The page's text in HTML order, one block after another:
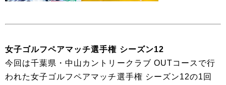
女子ゴルフペアマッチ選手権 シーズン12
今回は千葉県・中山カントリークラブ OUTコースで行
われた女子ゴルフペアマッチ選手権 シーズン12の1回